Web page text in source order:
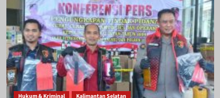
Hukum & Kriminal Kalimantan Selatan